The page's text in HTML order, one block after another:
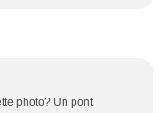
photo? Un pont